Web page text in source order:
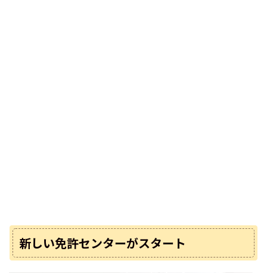
新しい免許センターがスタート